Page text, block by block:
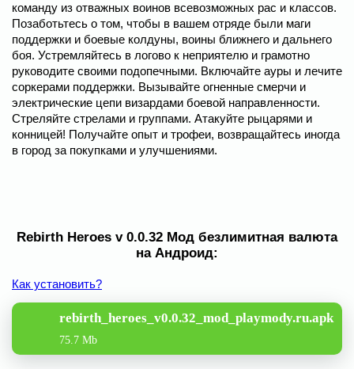
команду из отважных воинов всевозможных рас и классов.
Позаботьтесь о том, чтобы в вашем отряде были маги
поддержки и боевые колдуны, воины ближнего и дальнего
боя. Устремляйтесь в логово к неприятелю и грамотно
руководите своими подопечными. Включайте ауры и лечите
соркерами поддержки. Вызывайте огненные смерчи и
электрические цепи визардами боевой направленности.
Стреляйте стрелами и группами. Атакуйте рыцарями и
конницей! Получайте опыт и трофеи, возвращайтесь иногда
в город за покупками и улучшениями.
Rebirth Heroes v 0.0.32 Мод безлимитная валюта
на Андроид:
Как установить?
rebirth_heroes_v0.0.32_mod_playmody.ru.apk
75.7 Mb